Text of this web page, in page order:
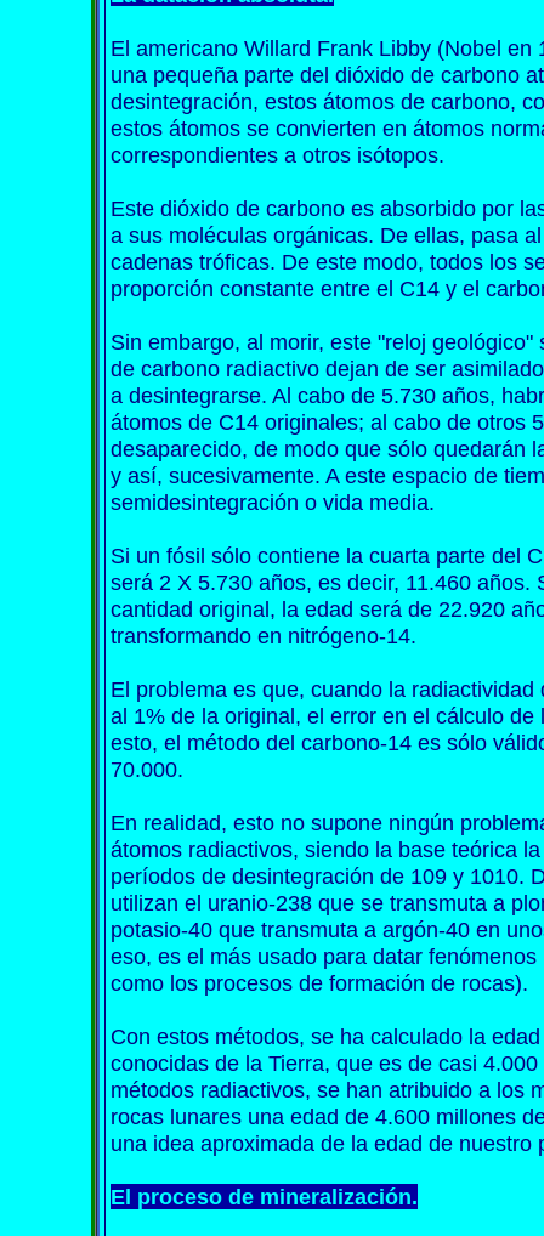
El americano Willard Frank Libby (Nobel en
una pequeña parte del dióxido de carbono
desintegración, estos átomos de carbono,
estos átomos se convierten en átomos
correspondientes a otros isótopos.
Este dióxido de carbono es absorbido por
a sus moléculas orgánicas. De ellas, pasa
cadenas tróficas. De este modo, todos los
proporción constante entre el C14 y el
Sin embargo, al morir, este "reloj
de carbono radiactivo dejan de ser
a desintegrarse. Al cabo de 5.730 años,
átomos de C14 originales; al cabo de otros
desaparecido, de modo que sólo quedarán
y así, sucesivamente. A este espacio de
semidesintegración o vida media.
Si un fósil sólo contiene la cuarta parte del
será 2 X 5.730 años, es decir, 11.460 años.
cantidad original, la edad será de 22.920
transformando en nitrógeno-14.
El problema es que, cuando la
al 1% de la original, el error en el cálculo
esto, el método del carbono-14 es sólo
70.000.
En realidad, esto no supone ningún
átomos radiactivos, siendo la base teórica
períodos de desintegración de 109 y 1010.
utilizan el uranio-238 que se transmuta a
potasio-40 que transmuta a argón-40 en
eso, es el más usado para datar
como los procesos de formación de rocas).
Con estos métodos, se ha calculado la
conocidas de la Tierra, que es de casi
métodos radiactivos, se han atribuido a los
rocas lunares una edad de 4.600 millones
una idea aproximada de la edad de nuestro
El proceso de mineralización.